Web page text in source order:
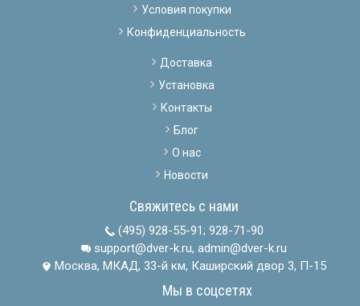
Условия покупки
Конфиденциальность
Доставка
Установка
Контакты
Блог
О нас
Новости
Свяжитесь с нами
(495) 928-55-91; 928-71-90
support@dver-k.ru, admin@dver-k.ru
Москва, МКАД, 33-й км, Каширский двор 3, П-15
Мы в соцсетях